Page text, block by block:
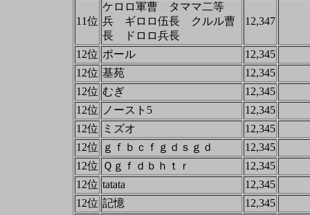
11位
ケロロ軍曹 タママ二等
兵 ギロロ伍長 クルル曹
長 ドロロ兵長
12,347
12位 ポール
12,345
12位 基苑
12,345
12位 むぎ
12,345
12位 ノースト5
12,345
12位
ミズオ
12,345
12位
ｇｆｂｃｆｇｄｓｇｄ
12,345
12位 Ｑｇｆｄｂｈｔｒ
12,345
12位 tatata
12,345
12位 記憶
12,345